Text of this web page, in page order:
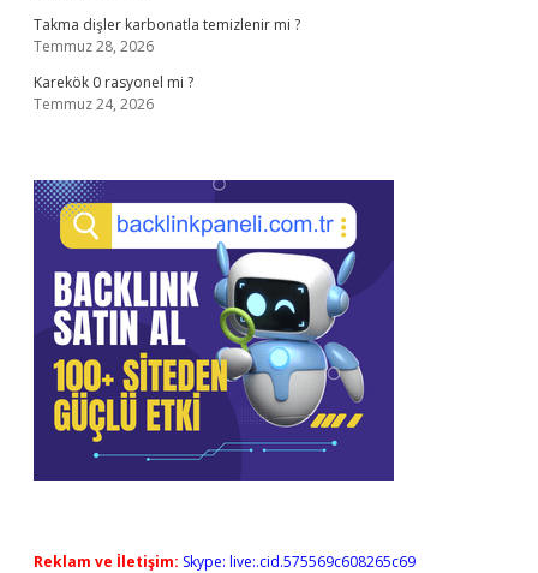
Takma dişler karbonatla temizlenir mi ?
Temmuz 28, 2026
Karekök 0 rasyonel mi ?
Temmuz 24, 2026
Reklam ve İletişim: Skype: live:.cid.575569c608265c69